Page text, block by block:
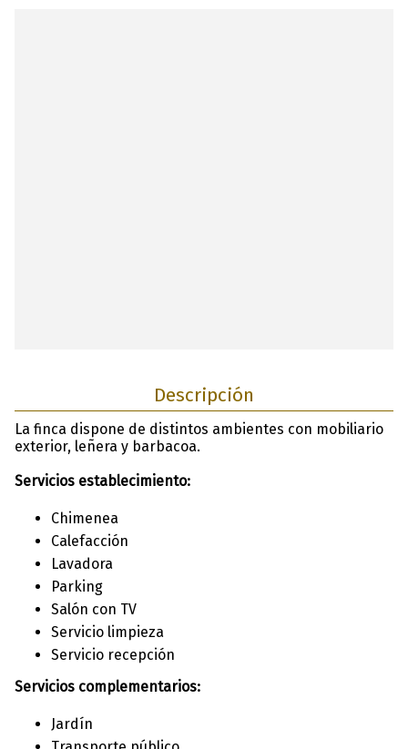
Descripción
La finca dispone de distintos ambientes con mobiliario
exterior, leñera y barbacoa.
Servicios establecimiento:
Chimenea
Calefacción
Lavadora
Parking
Salón con TV
Servicio limpieza
Servicio recepción
Servicios complementarios:
Jardín